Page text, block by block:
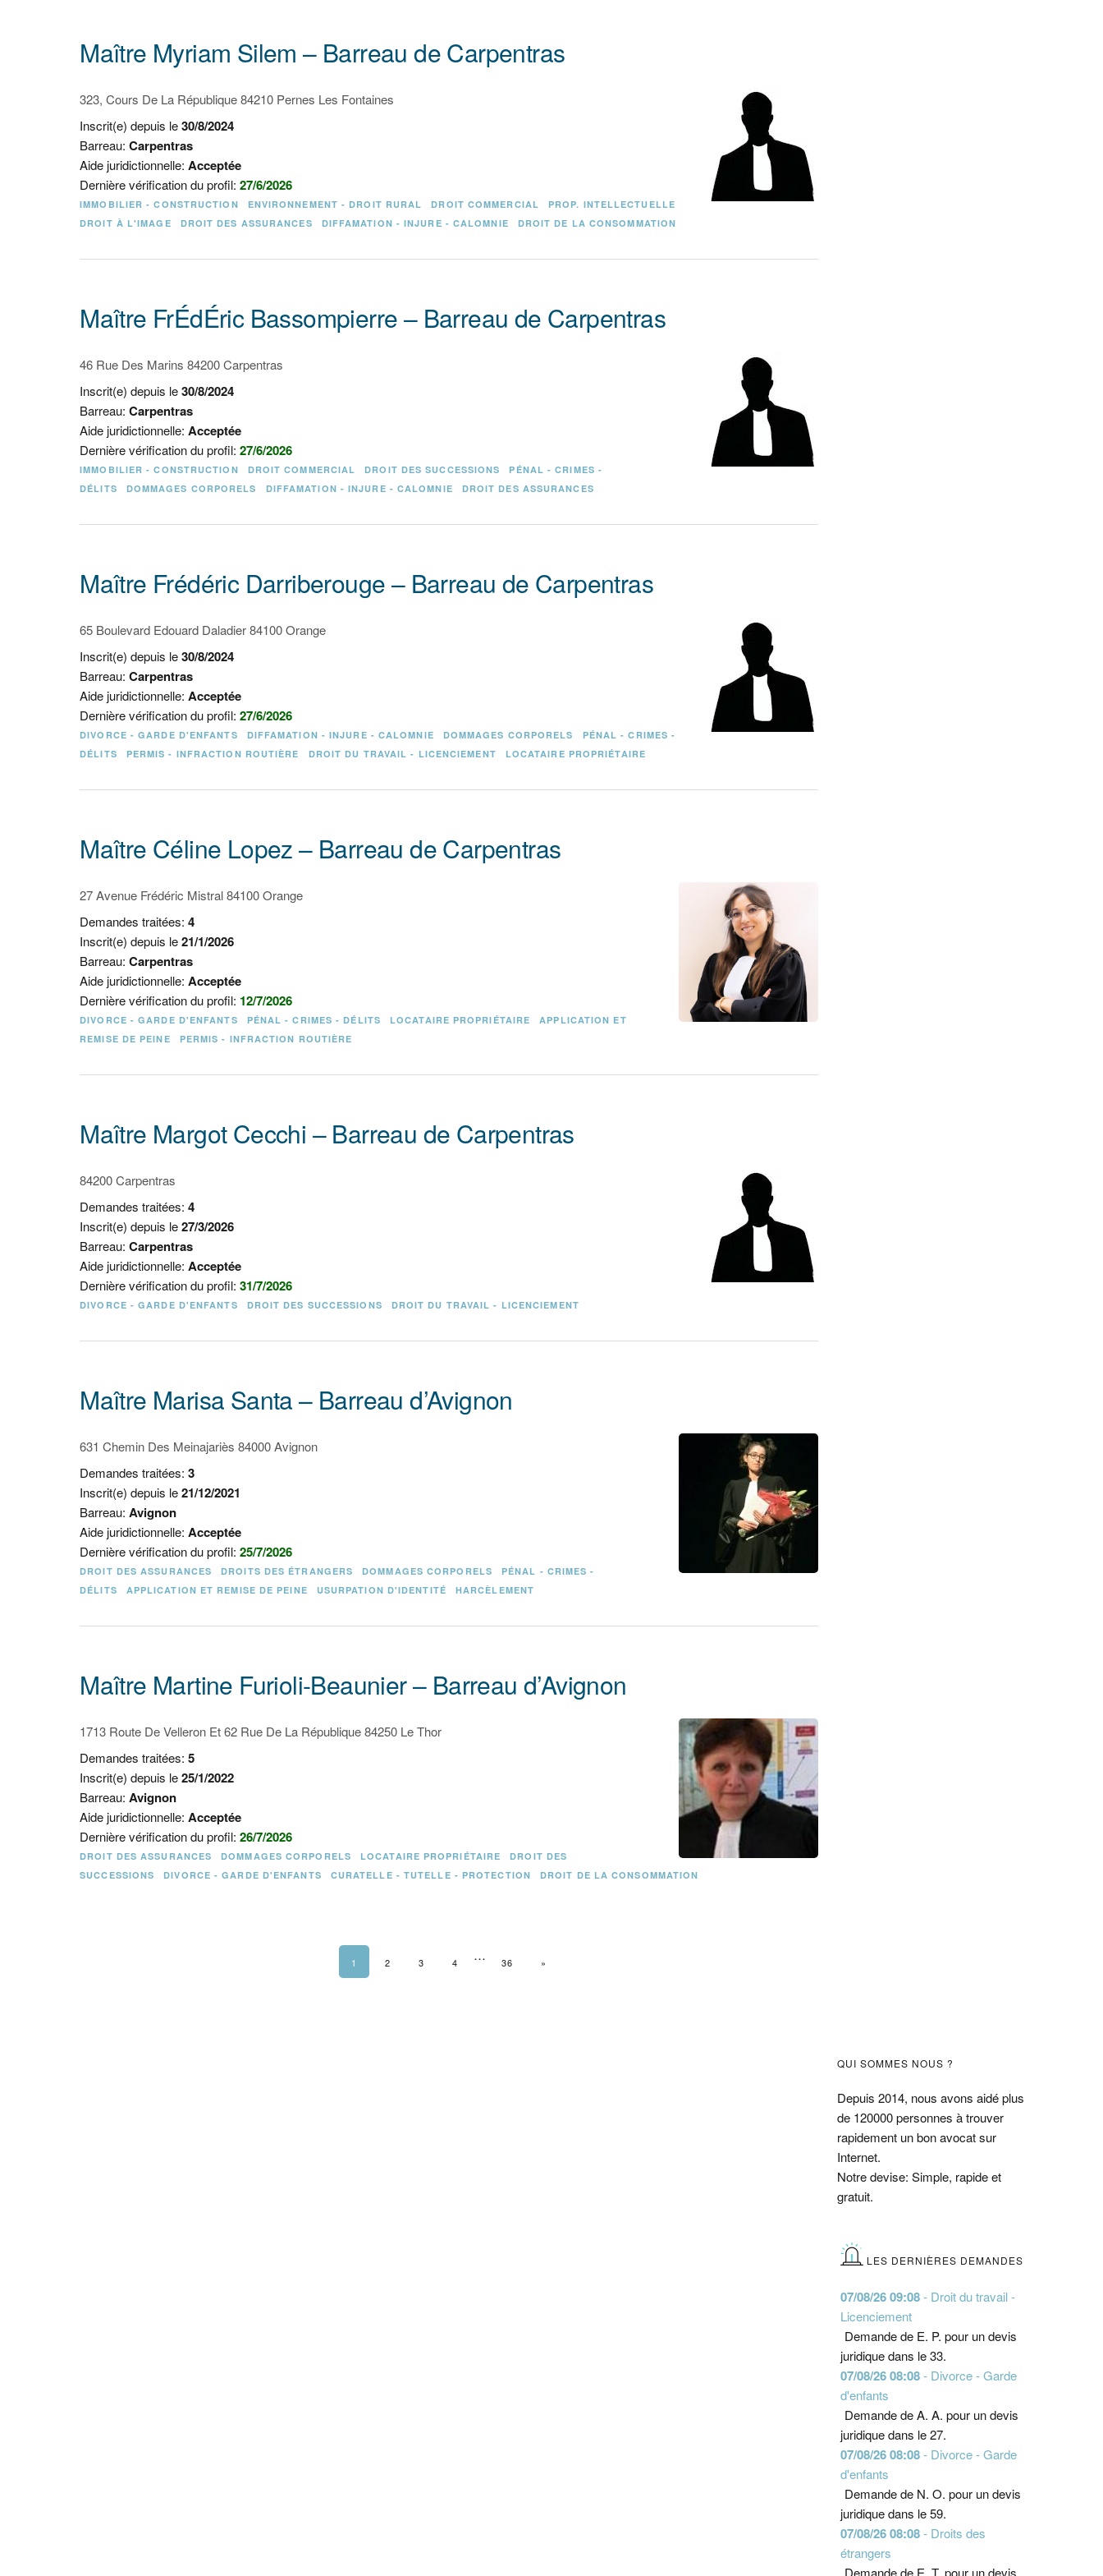
Maître Myriam Silem – Barreau de Carpentras
323, Cours De La République 84210 Pernes Les Fontaines
Inscrit(e) depuis le30/8/2024
Barreau:Carpentras
Aide juridictionnelle:Acceptée
Dernière vérification du profil:27/6/2026
IMMOBILIER - CONSTRUCTION ENVIRONNEMENT - DROIT RURAL DROIT COMMERCIAL
PROP. INTELLECTUELLE
DROIT À L'IMAGE
DROIT DES ASSURANCES DIFFAMATION - INJURE - CALOMNIE DROIT DE LA CONSOMMATION
Maître FrÉdÉric Bassompierre – Barreau de Carpentras
46 Rue Des Marins 84200 Carpentras
Inscrit(e) depuis le30/8/2024
Barreau:Carpentras
Aide juridictionnelle:Acceptée
Dernière vérification du profil:27/6/2026
IMMOBILIER - CONSTRUCTION DROIT COMMERCIAL DROIT DES SUCCESSIONS
PÉNAL - CRIMES -
DÉLITS
DOMMAGES CORPORELS DIFFAMATION - INJURE - CALOMNIE DROIT DES ASSURANCES
Maître Frédéric Darriberouge – Barreau de Carpentras
65 Boulevard Edouard Daladier 84100 Orange
Inscrit(e) depuis le30/8/2024
Barreau:Carpentras
Aide juridictionnelle:Acceptée
Dernière vérification du profil:27/6/2026
DIVORCE - GARDE D'ENFANTS DIFFAMATION - INJURE - CALOMNIE DOMMAGES CORPORELS
PÉNAL - CRIMES -
DÉLITS
PERMIS - INFRACTION ROUTIÈRE DROIT DU TRAVAIL - LICENCIEMENT LOCATAIRE PROPRIÉTAIRE
Maître Céline Lopez – Barreau de Carpentras
27 Avenue Frédéric Mistral 84100 Orange
Demandes traitées:4
Inscrit(e) depuis le21/1/2026
Barreau:Carpentras
Aide juridictionnelle:Acceptée
Dernière vérification du profil: 12/7/2026
DIVORCE - GARDE D'ENFANTS PÉNAL - CRIMES - DÉLITS LOCATAIRE PROPRIÉTAIRE
APPLICATION ET
REMISE DE PEINE
PERMIS - INFRACTION ROUTIÈRE
Maître Margot Cecchi – Barreau de Carpentras
84200 Carpentras
Demandes traitées:4
Inscrit(e) depuis le27/3/2026
Barreau:Carpentras
Aide juridictionnelle:Acceptée
Dernière vérification du profil:31/7/2026
DIVORCE - GARDE D'ENFANTS DROIT DES SUCCESSIONS DROIT DU TRAVAIL - LICENCIEMENT
Maître Marisa Santa – Barreau d’Avignon
631 Chemin Des Meinajariès 84000 Avignon
Demandes traitées:3
Inscrit(e) depuis le21/12/2021
Barreau:Avignon
Aide juridictionnelle:Acceptée
Dernière vérification du profil:25/7/2026
DROIT DES ASSURANCES DROITS DES ÉTRANGERS DOMMAGES CORPORELS
PÉNAL - CRIMES -
DÉLITS
APPLICATION ET REMISE DE PEINE USURPATION D'IDENTITÉ HARCÈLEMENT
Maître Martine Furioli-Beaunier – Barreau d’Avignon
1713 Route De Velleron Et 62 Rue De La République 84250 Le Thor
Demandes traitées:5
Inscrit(e) depuis le25/1/2022
Barreau:Avignon
Aide juridictionnelle:Acceptée
Dernière vérification du profil:26/7/2026
DROIT DES ASSURANCES DOMMAGES CORPORELS LOCATAIRE PROPRIÉTAIRE
DROIT DES
SUCCESSIONS
DIVORCE - GARDE D'ENFANTS CURATELLE - TUTELLE - PROTECTION DROIT DE LA CONSOMMATION
1 2 3 4 … 36 PAGE SUIVANTE
»
Barre
latérale
principale
QUI SOMMES NOUS ?
Depuis 2014, nous avons aidé plus
de 120000 personnes à trouver
rapidement un bon avocat sur
Internet.
Notre devise: Simple, rapide et
gratuit.
LES DERNIÈRES DEMANDES
07/08/26 09:08- Droit du travail -
Licenciement
Demande de E. P. pour un devis
juridique dans le 33.
07/08/26 08:08- Divorce - Garde
d'enfants
Demande de A. A. pour un devis
juridique dans le 27.
07/08/26 08:08- Divorce - Garde
d'enfants
Demande de N. O. pour un devis
juridique dans le 59.
07/08/26 08:08- Droits des
étrangers
Demande de E. T. pour un devis